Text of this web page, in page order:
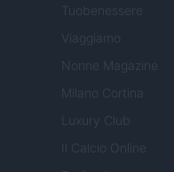
Tuobenessere
Viaggiamo
Nonne Magazine
Milano Cortina
Luxury Club
Il Calcio Online